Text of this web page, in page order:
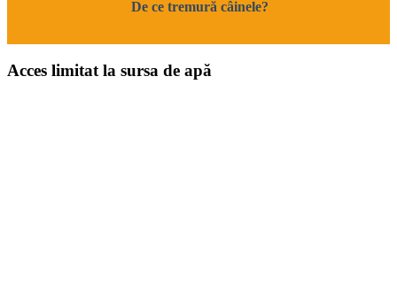
De ce tremură câinele?
Acces limitat la sursa de apă